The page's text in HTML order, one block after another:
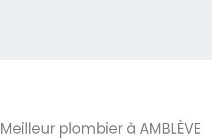
Meilleur plombier à AMBLÈVE